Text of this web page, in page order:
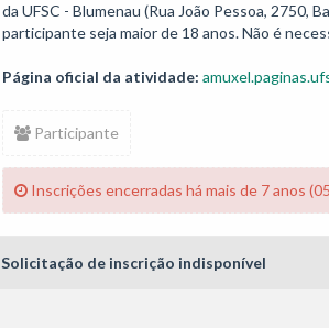
da UFSC - Blumenau (Rua João Pessoa, 2750,
participante seja maior de 18 anos. Não é
Página oficial da atividade:
Participante
Inscrições encerradas há mais de 7 anos
Solicitação de inscrição indisponível